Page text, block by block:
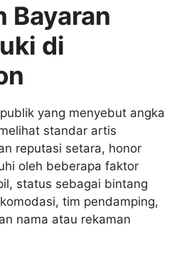
Bayaran
di
yang menyebut angka
standar artis
reputasi setara, honor
oleh beberapa faktor
status sebagai bintang
tim pendamping,
nama atau rekaman